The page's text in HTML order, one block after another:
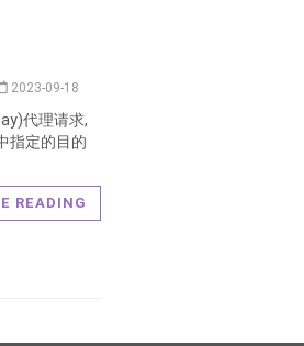
2023-09-18
代理请求,
指定的目的
READING